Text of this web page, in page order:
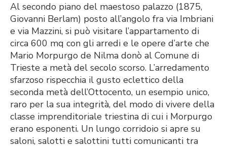
Al secondo piano del maestoso palazzo (1875,
Giovanni Berlam) posto all’angolo fra via Imbriani
e via Mazzini, si può visitare l’appartamento di
circa 600 mq con gli arredi e le opere d’arte che
Mario Morpurgo de Nilma donò al Comune di
Trieste a metà del secolo scorso. L’arredamento
sfarzoso rispecchia il gusto eclettico della
seconda metà dell’Ottocento, un esempio unico,
raro per la sua integrità, del modo di vivere della
classe imprenditoriale triestina di cui i Morpurgo
erano esponenti. Un lungo corridoio si apre su
saloni, salotti e salottini tutti comunicanti tra